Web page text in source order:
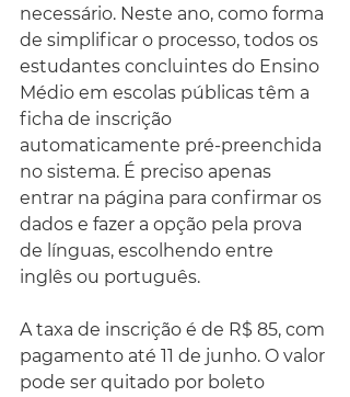
necessário. Neste ano, como forma
de simplificar o processo, todos os
estudantes concluintes do Ensino
Médio em escolas públicas têm a
ficha de inscrição
automaticamente pré-preenchida
no sistema. É preciso apenas
entrar na página para confirmar os
dados e fazer a opção pela prova
de línguas, escolhendo entre
inglês ou português.
A taxa de inscrição é de R$ 85, com
pagamento até 11 de junho. O valor
pode ser quitado por boleto